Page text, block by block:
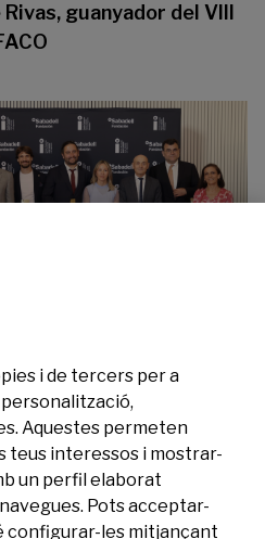
guanyador del VIII
reconeix a dos
de l’edició del
i de tercers per a
Aquestes permeten
teus interessos i mostrar-
un perfil elaborat
Pots acceptar-
configurar-les mitjançant